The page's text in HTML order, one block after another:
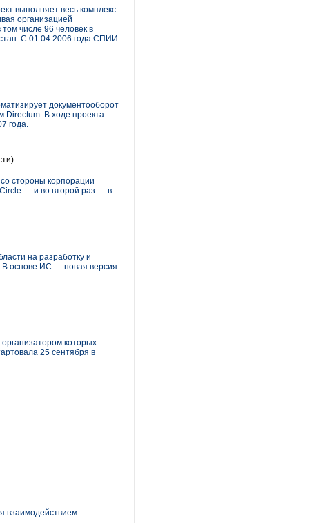
выполняет весь комплекс
организацией
числе 96 человек в
С 01.04.2006 года СПИИ
документооборот
Directum. В ходе проекта
года.
стороны корпорации
— и во второй раз — в
на разработку и
В основе ИС — новая версия
которых
25 сентября в
взаимодействием